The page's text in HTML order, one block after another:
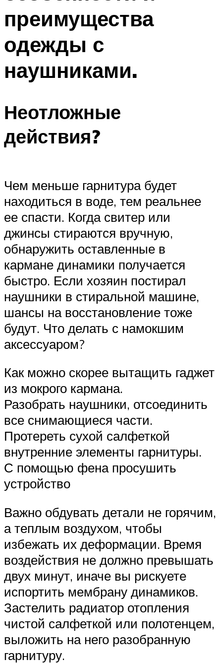
преимущества
одежды с
наушниками.
Неотложные
действия?
Чем меньше гарнитура будет
находиться в воде, тем реальнее
ее спасти. Когда свитер или
джинсы стираются вручную,
обнаружить оставленные в
кармане динамики получается
быстро. Если хозяин постирал
наушники в стиральной машине,
шансы на восстановление тоже
будут. Что делать с намокшим
аксессуаром?
Как можно скорее вытащить гаджет
из мокрого кармана.
Разобрать наушники, отсоединить
все снимающиеся части.
Протереть сухой салфеткой
внутренние элементы гарнитуры.
С помощью фена просушить
устройство
Важно обдувать детали не горячим,
а теплым воздухом, чтобы
избежать их деформации. Время
воздействия не должно превышать
двух минут, иначе вы рискуете
испортить мембрану динамиков.
Застелить радиатор отопления
чистой салфеткой или полотенцем,
выложить на него разобранную
гарнитуру.